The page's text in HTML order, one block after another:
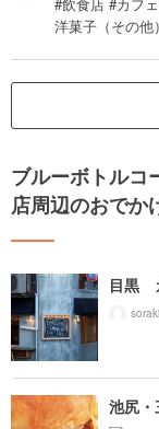
洋菓子（その他
ブルーボトル
店周辺のおでか
目黒
池尻・